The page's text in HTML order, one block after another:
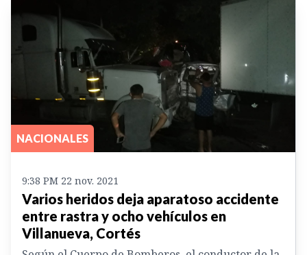
NACIONALES
9:38 PM 22 nov. 2021
Varios heridos deja aparatoso accidente
entre rastra y ocho vehículos en
Villanueva, Cortés